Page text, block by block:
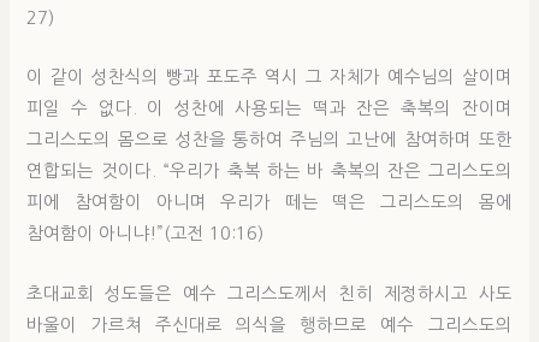
27)
이 같이 성찬식의 빵과 포도주 역시 그 자체가 예수님의 살이며
피일 수 없다. 이 성찬에 사용되는 떡과 잔은 축복의 잔이며
그리스도의 몸으로 성찬을 통하여 주님의 고난에 참여하며 또한
연합되는 것이다. “우리가 축복 하는 바 축복의 잔은 그리스도의
피에 참여함이 아니며 우리가 떼는 떡은 그리스도의 몸에
참여함이 아니냐!”(고전 10:16)
초대교회 성도들은 예수 그리스도께서 친히 제정하시고 사도
바울이 가르쳐 주신대로 의식을 행하므로 예수 그리스도의